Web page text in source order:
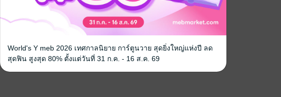
World's Y meb 2026 เทศกาลนิยาย การ์ตูนวาย สุดยิ่งใหญ่แห่งปี ลด
สุดฟิน สูงสุด 80% ตั้งแต่วันที่ 31 ก.ค. - 16 ส.ค. 69